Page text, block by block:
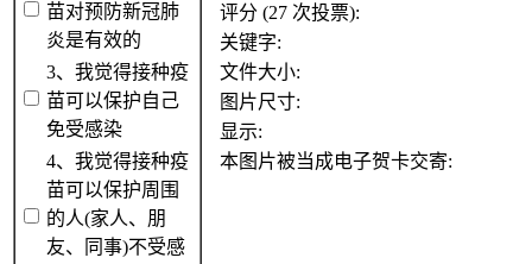
苗对预防新冠肺
炎是有效的
3、我觉得接种疫
苗可以保护自己
免受感染
4、我觉得接种疫
苗可以保护周围
的人(家人、朋
友、同事)不受感
评分 (27 次投票):
关键字:
文件大小:
图片尺寸:
显示:
本图片被当成电子贺卡交寄: